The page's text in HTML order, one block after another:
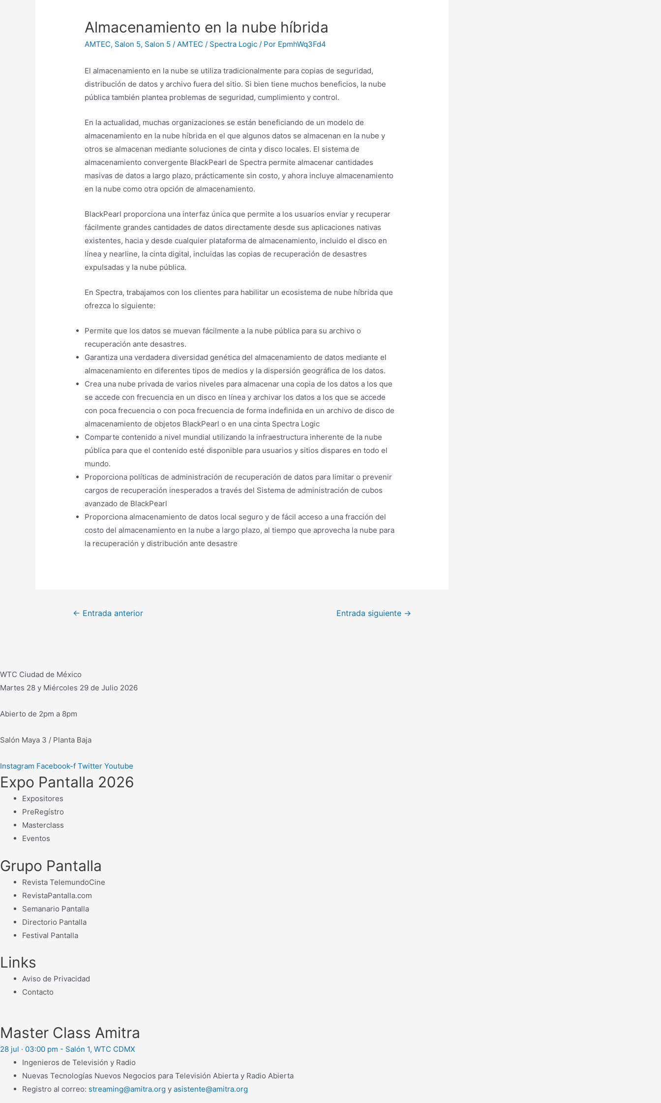
Almacenamiento en la nube híbrida
AMTEC, Salon 5, Salon 5 / AMTEC / Spectra Logic / Por EpmhWq3Fd4
El almacenamiento en la nube se utiliza tradicionalmente para copias de seguridad,
distribución de datos y archivo fuera del sitio. Si bien tiene muchos beneficios, la nube
pública también plantea problemas de seguridad, cumplimiento y control.
En la actualidad, muchas organizaciones se están beneficiando de un modelo de
almacenamiento en la nube híbrida en el que algunos datos se almacenan en la nube y
otros se almacenan mediante soluciones de cinta y disco locales. El sistema de
almacenamiento convergente BlackPearl de Spectra permite almacenar cantidades
masivas de datos a largo plazo, prácticamente sin costo, y ahora incluye almacenamiento
en la nube como otra opción de almacenamiento.
BlackPearl proporciona una interfaz única que permite a los usuarios enviar y recuperar
fácilmente grandes cantidades de datos directamente desde sus aplicaciones nativas
existentes, hacia y desde cualquier plataforma de almacenamiento, incluido el disco en
línea y nearline, la cinta digital, incluidas las copias de recuperación de desastres
expulsadas y la nube pública.
En Spectra, trabajamos con los clientes para habilitar un ecosistema de nube híbrida que
ofrezca lo siguiente:
Permite que los datos se muevan fácilmente a la nube pública para su archivo o
recuperación ante desastres.
Garantiza una verdadera diversidad genética del almacenamiento de datos mediante el
almacenamiento en diferentes tipos de medios y la dispersión geográfica de los datos.
Crea una nube privada de varios niveles para almacenar una copia de los datos a los que
se accede con frecuencia en un disco en línea y archivar los datos a los que se accede
con poca frecuencia o con poca frecuencia de forma indefinida en un archivo de disco de
almacenamiento de objetos BlackPearl o en una cinta Spectra Logic
Comparte contenido a nivel mundial utilizando la infraestructura inherente de la nube
pública para que el contenido esté disponible para usuarios y sitios dispares en todo el
mundo.
Proporciona políticas de administración de recuperación de datos para limitar o prevenir
cargos de recuperación inesperados a través del Sistema de administración de cubos
avanzado de BlackPearl
Proporciona almacenamiento de datos local seguro y de fácil acceso a una fracción del
costo del almacenamiento en la nube a largo plazo, al tiempo que aprovecha la nube para
la recuperación y distribución ante desastre
Navegación
← Entrada anterior Entrada siguiente →
WTC Ciudad de México
Martes 28 y Miércoles 29 de Julio 2026
Abierto de 2pm a 8pm
Salón Maya 3 / Planta Baja
Instagram Facebook-f Twitter Youtube
Expo Pantalla 2026
Expositores
PreRegístro
Masterclass
Eventos
Grupo Pantalla
Revista TelemundoCine
RevistaPantalla.com
Semanario Pantalla
Directorio Pantalla
Festival Pantalla
Links
Aviso de Privacidad
Contacto
Master Class Amitra
28 jul · 03:00 pm - Salón 1, WTC CDMX
Ingenieros de Televisión y Radio
Nuevas Tecnologías Nuevos Negocios para Televisión Abierta y Radio Abierta
Registro al correo: streaming@amitra.org y asistente@amitra.org